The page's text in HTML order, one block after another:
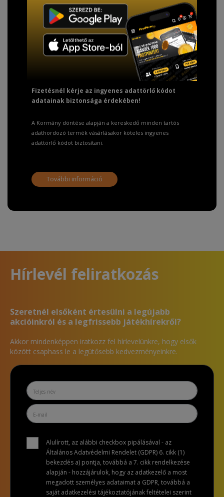
Fizetésnél kérje az ingyenes adattörlő kódot
adatainak biztonsága érdekében!
A Kormány döntése alapján a kereskedő minden tartós
adathordozó termék vásárlásakor köteles ingyenes
adattörlő kódot biztosítani.
További információ
Hírlevél feliratkozás
Szeretnél elsőként értesülni a legújabb
akcióinkról és a legfrissebb játékhírekről?
Akkor mindenképpen iratkozz fel hírlevelünkre, hogy elsők
között csaphass le a legütősebb kedvezményeinkre.
Alulírott, az alábbi checkbox pipálásával - az
Általános Adatvédelmi Rendelet (GDPR) 6. cikk (1)
bekezdés a) pontja, továbbá a 7. cikk rendelkezése
alapján - hozzájárulok, hogy az adatkezelő a most
megadott személyes adataimat a GDPR, továbbá a
saját adatkezelési tájékoztatójának feltételei szerint